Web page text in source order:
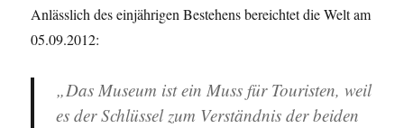
Anlässlich des einjährigen Bestehens bereichtet die Welt am
05.09.2012:
„Das Museum ist ein Muss für Touristen, weil
es der Schlüssel zum Verständnis der beiden